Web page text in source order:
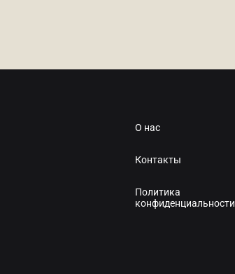
О нас
Контакты
Политика
конфиденциальности